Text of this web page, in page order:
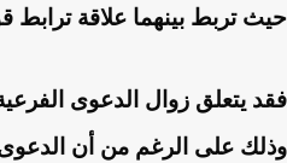
حيث تربط بينهما علاقة ترابط
فقد يتعلق زوال الدعوى
وذلك على الرغم من أن